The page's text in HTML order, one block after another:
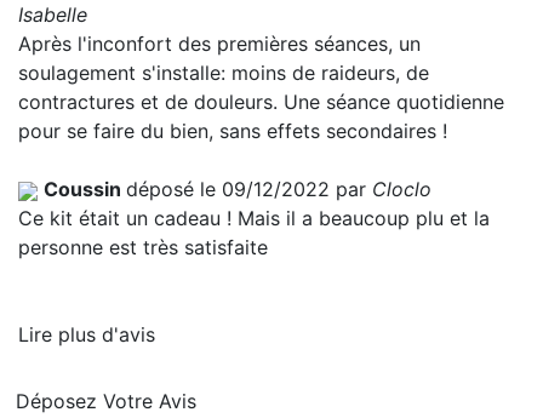
Isabelle
Après l'inconfort des premières séances, un
soulagement s'installe: moins de raideurs, de
contractures et de douleurs. Une séance quotidienne
pour se faire du bien, sans effets secondaires !
Coussin déposé le 09/12/2022 par Cloclo
Ce kit était un cadeau ! Mais il a beaucoup plu et la
personne est très satisfaite
Lire plus d'avis
Déposez Votre Avis